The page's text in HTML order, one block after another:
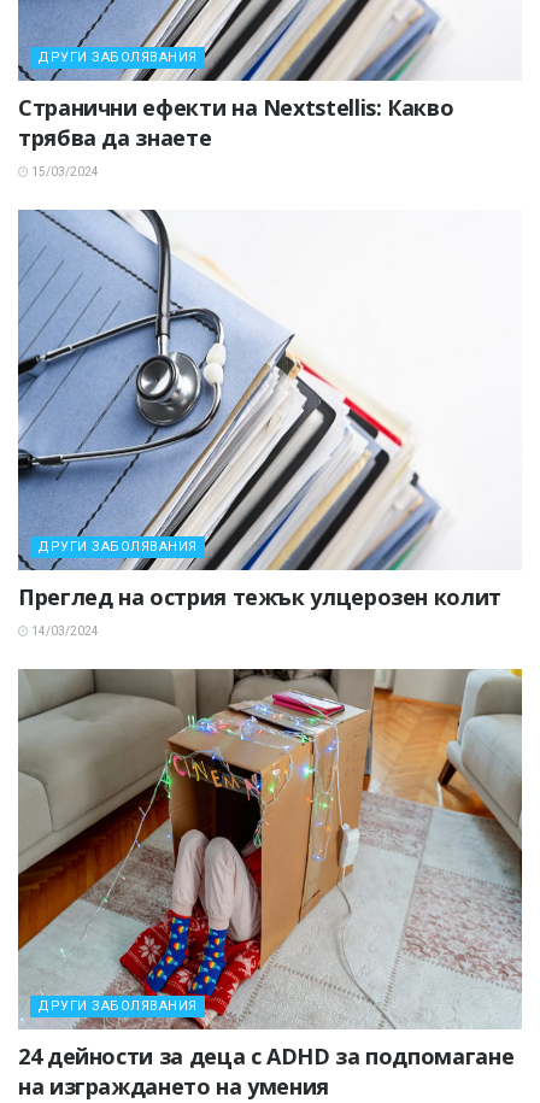
ДРУГИ ЗАБОЛЯВАНИЯ
Странични ефекти на Nextstellis: Какво
трябва да знаете
15/03/2024
ДРУГИ ЗАБОЛЯВАНИЯ
Преглед на острия тежък улцерозен колит
14/03/2024
ДРУГИ ЗАБОЛЯВАНИЯ
24 дейности за деца с ADHD за подпомагане
на изграждането на умения